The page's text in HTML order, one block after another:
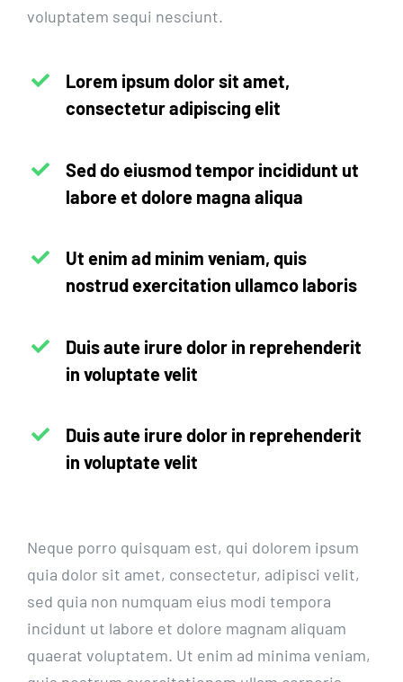
voluptatem sequi nesciunt.
Lorem ipsum dolor sit amet,
consectetur adipiscing elit
Sed do eiusmod tempor incididunt ut
labore et dolore magna aliqua
Ut enim ad minim veniam, quis
nostrud exercitation ullamco laboris
Duis aute irure dolor in reprehenderit
in voluptate velit
Duis aute irure dolor in reprehenderit
in voluptate velit
Neque porro quisquam est, qui dolorem ipsum
quia dolor sit amet, consectetur, adipisci velit,
sed quia non numquam eius modi tempora
incidunt ut labore et dolore magnam aliquam
quaerat voluptatem. Ut enim ad minima veniam,